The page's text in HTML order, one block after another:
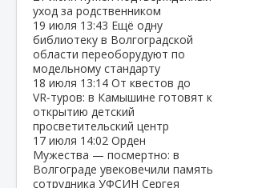
уход за родственником
19 июля 13:43 Ещё одну
библиотеку в Волгоградской
области переоборудуют по
модельному стандарту
18 июля 13:14 От квестов до
VR‑туров: в Камышине готовят к
открытию детский
просветительский центр
17 июля 14:02 Орден
Мужества — посмертно: в
Волгограде увековечили память
сотрудника УФСИН Сергея